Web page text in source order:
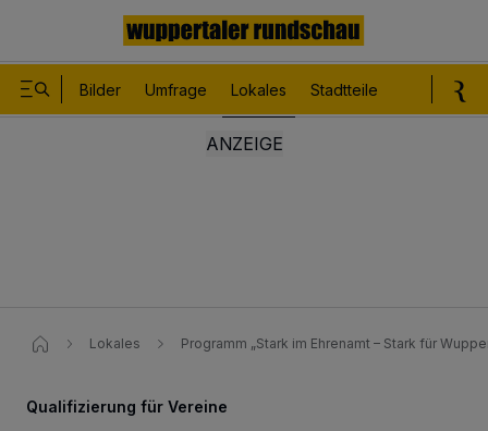
Bilder Umfrage Lokales Stadtteile
Lokales Programm „Stark im Ehrenamt – Stark für
Qualifizierung für Vereine